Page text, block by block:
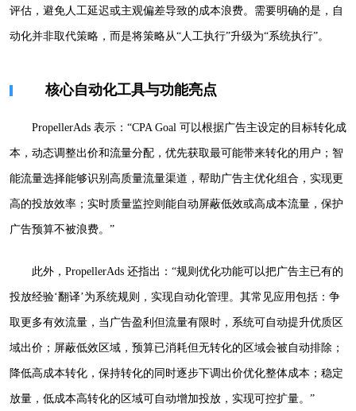
评估，避免人工延迟或主观偏差导致的成本浪费。需要明确的是，自
动化并非取代策略，而是将策略从“人工执行”升级为“系统执行”。
核心自动化工具与功能亮点
PropellerAds 表示：“CPA Goal 可以根据广告主设定的目标转化成
本，动态调整出价和流量分配，优先获取最可能带来转化的用户；智
能流量选择能够识别高质量流量渠道，帮助广告主优化组合，实现更
高的投放效率；实时质量监控则能自动屏蔽低效或高成本流量，保护
广告预算不被浪费。”
此外，PropellerAds 还指出：“规则优化功能可以把广告主已有的
投放经验‘翻译’为系统规则，实现自动化管理。其常见应用包括：争
取更多有效流量，当广告盈利但流量有限时，系统可自动提升优质区
域出价；屏蔽低效区域，预算已消耗但无转化的区域会被自动排除；
降低高成本转化，保持转化的同时逐步下调出价优化整体成本；稳定
放量，低成本高转化的区域可自动增加投放，实现可控扩量。”